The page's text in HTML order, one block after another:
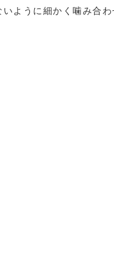
ように細かく噛み合わ